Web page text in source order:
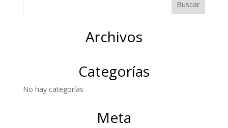
Archivos
Categorías
No hay categorías
Meta